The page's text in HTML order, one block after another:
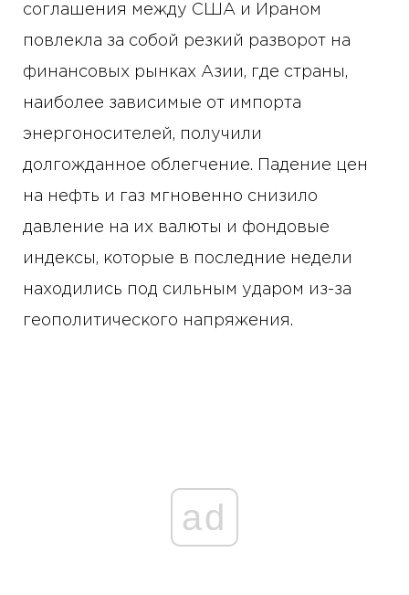
соглашения между США и Ираном
повлекла за собой резкий разворот на
финансовых рынках Азии, где страны,
наиболее зависимые от импорта
энергоносителей, получили
долгожданное облегчение. Падение цен
на нефть и газ мгновенно снизило
давление на их валюты и фондовые
индексы, которые в последние недели
находились под сильным ударом из-за
геополитического напряжения.
ad